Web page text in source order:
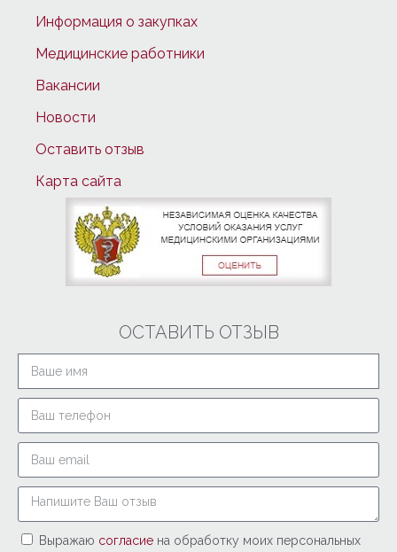
Информация о закупках
Медицинские работники
Вакансии
Новости
Оставить отзыв
Карта сайта
ОСТАВИТЬ ОТЗЫВ
Выражаю согласие на обработку моих персональных